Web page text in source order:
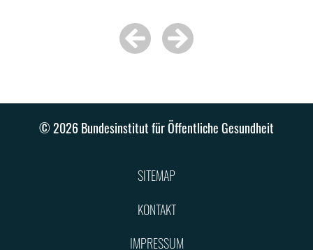
© 2026 Bundesinstitut für Öffentliche Gesundheit
SITEMAP
KONTAKT
IMPRESSUM